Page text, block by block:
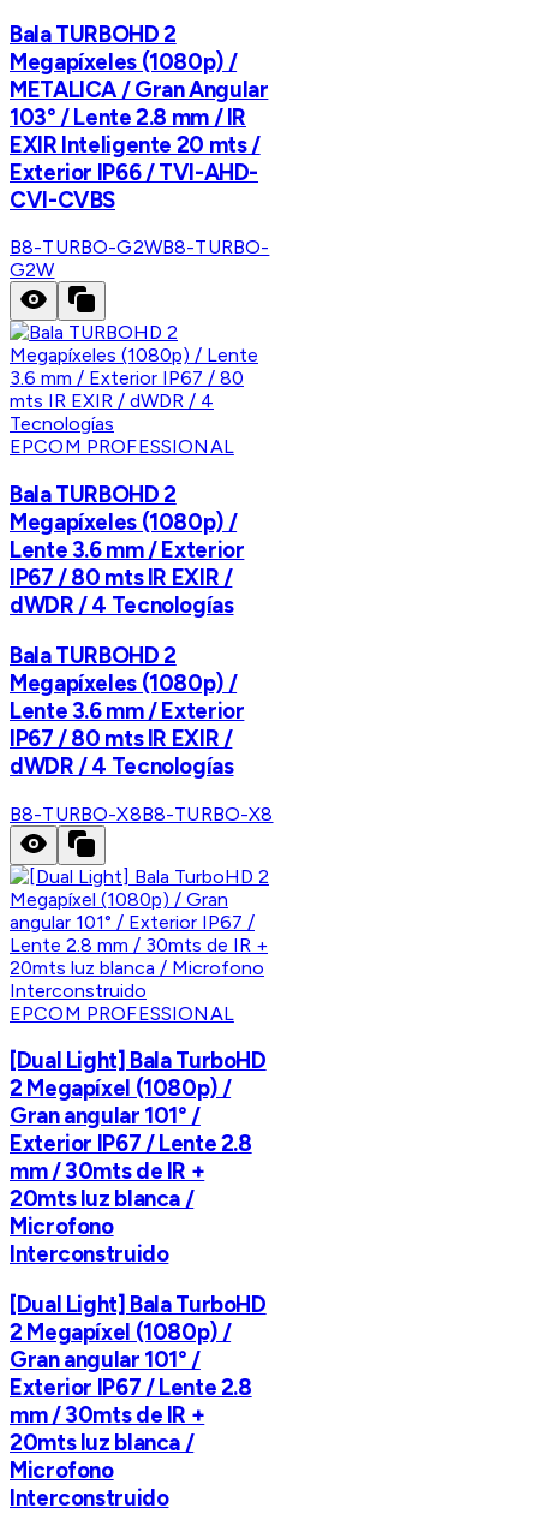
Bala TURBOHD 2
Megapíxeles (1080p) /
METALICA / Gran Angular
103° / Lente 2.8 mm / IR
EXIR Inteligente 20 mts /
Exterior IP66 / TVI-AHD-
CVI-CVBS
B8-TURBO-G2WB8-TURBO-
G2W
EPCOM PROFESSIONAL
Bala TURBOHD 2
Megapíxeles (1080p) /
Lente 3.6 mm / Exterior
IP67 / 80 mts IR EXIR /
dWDR / 4 Tecnologías
Bala TURBOHD 2
Megapíxeles (1080p) /
Lente 3.6 mm / Exterior
IP67 / 80 mts IR EXIR /
dWDR / 4 Tecnologías
B8-TURBO-X8B8-TURBO-X8
EPCOM PROFESSIONAL
[Dual Light] Bala TurboHD
2 Megapíxel (1080p) /
Gran angular 101° /
Exterior IP67 / Lente 2.8
mm / 30mts de IR +
20mts luz blanca /
Microfono
Interconstruido
[Dual Light] Bala TurboHD
2 Megapíxel (1080p) /
Gran angular 101° /
Exterior IP67 / Lente 2.8
mm / 30mts de IR +
20mts luz blanca /
Microfono
Interconstruido